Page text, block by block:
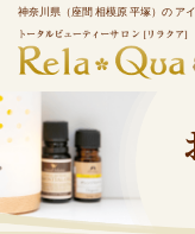
神奈川県（座間 相模原 平塚）の ア